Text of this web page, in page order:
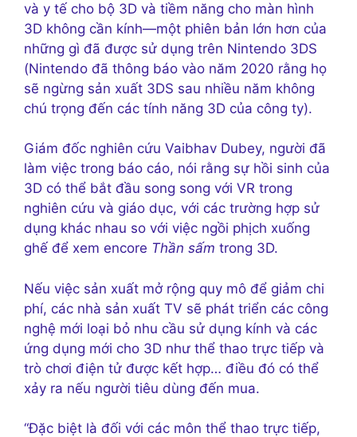
và y tế cho bộ 3D và tiềm năng cho màn hình
3D không cần kính—một phiên bản lớn hơn của
những gì đã được sử dụng trên Nintendo 3DS
(Nintendo đã thông báo vào năm 2020 rằng họ
sẽ ngừng sản xuất 3DS sau nhiều năm không
chú trọng đến các tính năng 3D của công ty).
Giám đốc nghiên cứu Vaibhav Dubey, người đã
làm việc trong báo cáo, nói rằng sự hồi sinh của
3D có thể bắt đầu song song với VR trong
nghiên cứu và giáo dục, với các trường hợp sử
dụng khác nhau so với việc ngồi phịch xuống
ghế để xem encore Thần sấm trong 3D.
Nếu việc sản xuất mở rộng quy mô để giảm chi
phí, các nhà sản xuất TV sẽ phát triển các công
nghệ mới loại bỏ nhu cầu sử dụng kính và các
ứng dụng mới cho 3D như thể thao trực tiếp và
trò chơi điện tử được kết hợp… điều đó có thể
xảy ra nếu người tiêu dùng đến mua.
“Đặc biệt là đối với các môn thể thao trực tiếp,